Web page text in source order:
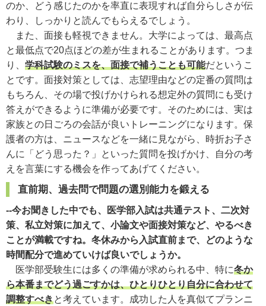
のか、どう感じたのかを率直に表現すれば自分らしさが伝
わり、しっかりと読んでもらえるでしょう。
また、面接も軽視できません。大学によっては、最高点
と最低点で20点ほどの差が生まれることがあります。つま
り、 学科試験のミスを、面接で補うことも可能だというこ
とです。面接対策としては、志望理由などの定番の質問は
もちろん、その場で投げかけられる想定外の質問にも受け
答えができるように準備が必要です。そのためには、実は
家族との日ごろの会話が良いトレーニングになります。保
護者の方は、ニュースなどを一緒に見ながら、時折お子さ
んに「どう思った？」といった質問を投げかけ、自分の考
えを言葉にする機会を作ってあげてください。
直前期、過去問で問題の選別能力を鍛える
--今お聞きした中でも、医学部入試は共通テスト、二次対
策、私立対策に加えて、小論文や面接対策など、やるべき
ことが満載ですね。冬休みから入試直前まで、どのような
時間配分で進めていけば良いでしょうか。
医学部受験生には多くの準備が求められる中、特に冬か
ら本番までどう過ごすかは、ひとりひとり自分に合わせて
調整すべきと考えています。成功した人を真似てプランニ